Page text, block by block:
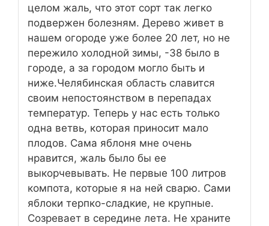
целом жаль, что этот сорт так легко
подвержен болезням. Дерево живет в
нашем огороде уже более 20 лет, но не
пережило холодной зимы, -38 было в
городе, а за городом могло быть и
ниже.Челябинская область славится
своим непостоянством в перепадах
температур. Теперь у нас есть только
одна ветвь, которая приносит мало
плодов. Сама яблоня мне очень
нравится, жаль было бы ее
выкорчевывать. Не первые 100 литров
компота, которые я на ней сварю. Сами
яблоки терпко-сладкие, не крупные.
Созревает в середине лета. Не храните